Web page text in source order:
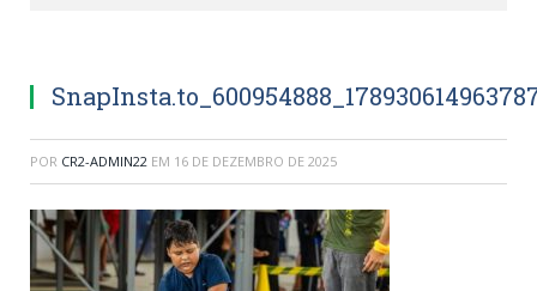
POR CR2-ADMIN22 EM 16 DE DEZEMBRO DE 2025